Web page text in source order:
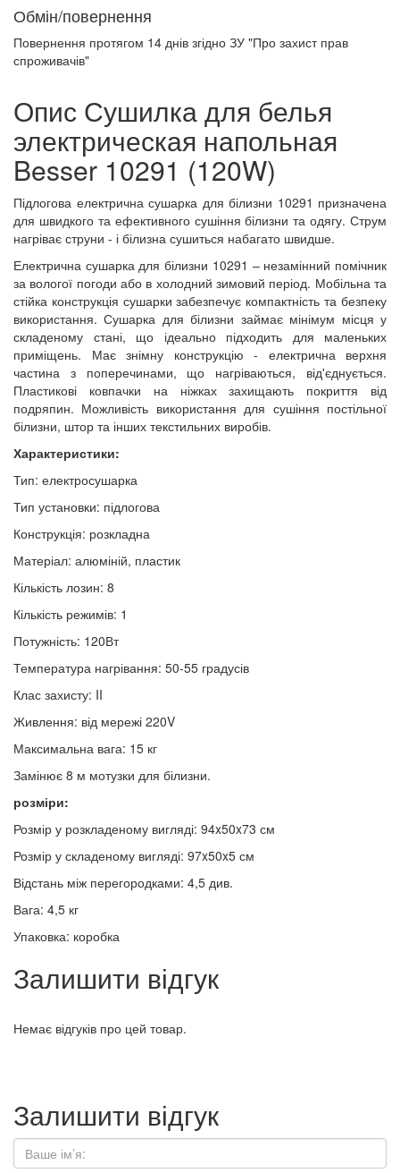
Обмін/повернення
Повернення протягом 14 днів згідно ЗУ "Про захист прав
спроживачів"
Опис Сушилка для белья
электрическая напольная
Besser 10291 (120W)
Підлогова електрична сушарка для білизни 10291 призначена
для швидкого та ефективного сушіння білизни та одягу. Струм
нагріває струни - і білизна сушиться набагато швидше.
Електрична сушарка для білизни 10291 – незамінний помічник
за вологої погоди або в холодний зимовий період. Мобільна та
стійка конструкція сушарки забезпечує компактність та безпеку
використання. Сушарка для білизни займає мінімум місця у
складеному стані, що ідеально підходить для маленьких
приміщень. Має знімну конструкцію - електрична верхня
частина з поперечинами, що нагріваються, від'єднується.
Пластикові ковпачки на ніжках захищають покриття від
подряпин. Можливість використання для сушіння постільної
білизни, штор та інших текстильних виробів.
Характеристики:
Тип: електросушарка
Тип установки: підлогова
Конструкція: розкладна
Матеріал: алюміній, пластик
Кількість лозин: 8
Кількість режимів: 1
Потужність: 120Вт
Температура нагрівання: 50-55 градусів
Клас захисту: II
Живлення: від мережі 220V
Максимальна вага: 15 кг
Замінює 8 м мотузки для білизни.
розміри:
Розмір у розкладеному вигляді: 94x50x73 см
Розмір у складеному вигляді: 97x50x5 см
Відстань між перегородками: 4,5 див.
Вага: 4,5 кг
Упаковка: коробка
Залишити відгук
Немає відгуків про цей товар.
Залишити відгук